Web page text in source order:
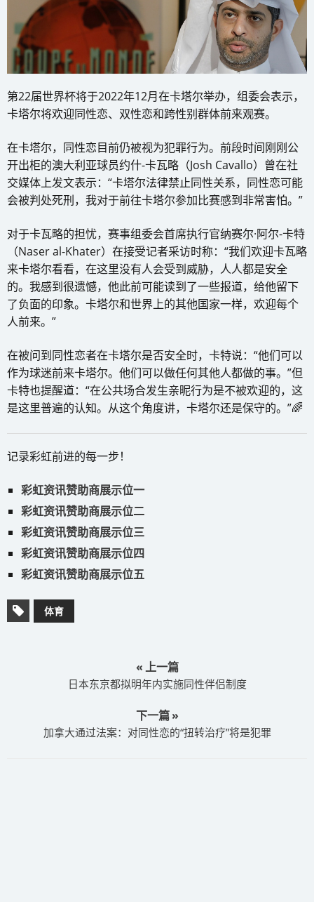
第22届世界杯将于2022年12月在卡塔尔举办，组委会表示，
卡塔尔将欢迎同性恋、双性恋和跨性别群体前来观赛。
在卡塔尔，同性恋目前仍被视为犯罪行为。前段时间刚刚公
开出柜的澳大利亚球员约什-卡瓦略（Josh Cavallo）曾在社
交媒体上发文表示：“卡塔尔法律禁止同性关系，同性恋可能
会被判处死刑，我对于前往卡塔尔参加比赛感到非常害怕。”
对于卡瓦略的担忧，赛事组委会首席执行官纳赛尔·阿尔-卡特
（Naser al-Khater）在接受记者采访时称：“我们欢迎卡瓦略
来卡塔尔看看，在这里没有人会受到威胁，人人都是安全
的。我感到很遗憾，他此前可能读到了一些报道，给他留下
了负面的印象。卡塔尔和世界上的其他国家一样，欢迎每个
人前来。”
在被问到同性恋者在卡塔尔是否安全时，卡特说：“他们可以
作为球迷前来卡塔尔。他们可以做任何其他人都做的事。”但
卡特也提醒道：“在公共场合发生亲昵行为是不被欢迎的，这
是这里普遍的认知。从这个角度讲，卡塔尔还是保守的。”🌈
记录彩虹前进的每一步！
彩虹资讯赞助商展示位一
彩虹资讯赞助商展示位二
彩虹资讯赞助商展示位三
彩虹资讯赞助商展示位四
彩虹资讯赞助商展示位五
体育
« 上一篇
日本东京都拟明年内实施同性伴侣制度
下一篇 »
加拿大通过法案：对同性恋的“扭转治疗”将是犯罪